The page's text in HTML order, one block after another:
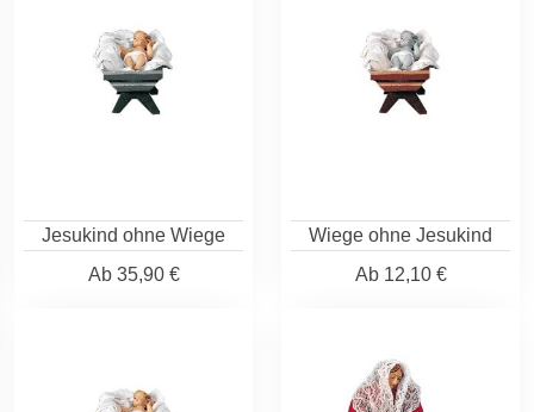
Jesukind ohne Wiege
Ab35,90 €
Wiege ohne Jesukind
Ab12,10 €